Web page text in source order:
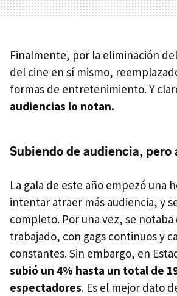
Finalmente, por la eliminación
del cine en sí mismo,
formas de entretenimiento. Y
audiencias lo notan.
Subiendo de audiencia, pero
La gala de este año empezó una
intentar atraer más audiencia, y
completo. Por una vez, se notaba
trabajado, con gags continuos y
constantes. Sin embargo, en
subió un 4% hasta un total de
espectadores. Es el mejor dato